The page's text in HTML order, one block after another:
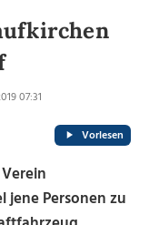
07:31
Vorlesen
jene Personen zu